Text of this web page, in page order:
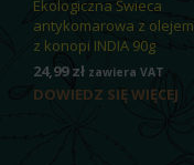
Ekologiczna Świeca
antykomarowa z olejem
z konopi INDIA 90g
24,99zł zawiera VAT
DOWIEDZ SIĘ WIĘCEJ